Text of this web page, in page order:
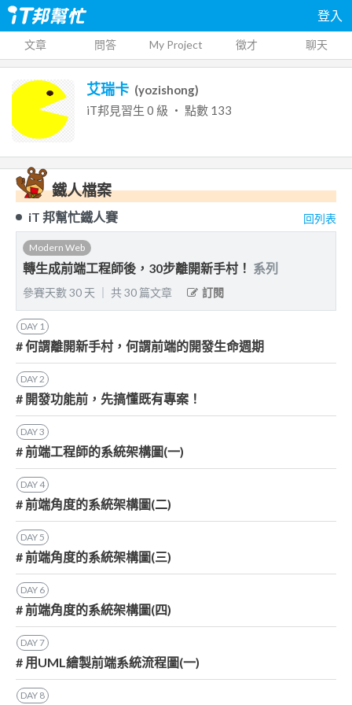
登入
文章 問答 My Project 徵才 聊天
艾瑞卡 (yozishong)
iT邦見習生 0 級 ‧ 點數 133
鐵人檔案
iT 邦幫忙鐵人賽 回列表
Modern Web
轉生成前端工程師後，30步離開新手村！ 系列
參賽天數30 天 共30 篇文章 訂閱
DAY 1
# 何謂離開新手村，何謂前端的開發生命週期
DAY2
# 開發功能前，先搞懂既有專案！
DAY3
# 前端工程師的系統架構圖(一)
DAY4
# 前端角度的系統架構圖(二)
DAY5
# 前端角度的系統架構圖(三)
DAY 6
# 前端角度的系統架構圖(四)
DAY7
# 用UML繪製前端系統流程圖(一)
DAY 8